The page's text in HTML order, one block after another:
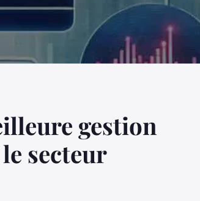
gestion
secteur